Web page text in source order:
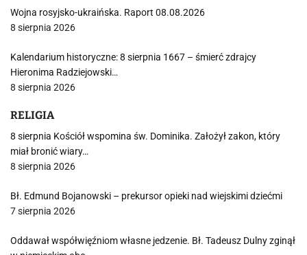
Wojna rosyjsko-ukraińska. Raport 08.08.2026
8 sierpnia 2026
Kalendarium historyczne: 8 sierpnia 1667 – śmierć zdrajcy
Hieronima Radziejowski…
8 sierpnia 2026
RELIGIA
8 sierpnia Kościół wspomina św. Dominika. Założył zakon, który
miał bronić wiary…
8 sierpnia 2026
Bł. Edmund Bojanowski – prekursor opieki nad wiejskimi dziećmi
7 sierpnia 2026
Oddawał współwięźniom własne jedzenie. Bł. Tadeusz Dulny zginął